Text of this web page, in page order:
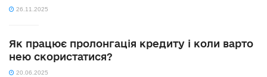
26.11.2025
Як працює пролонгація кредиту і коли варто
нею скористатися?
20.06.2025